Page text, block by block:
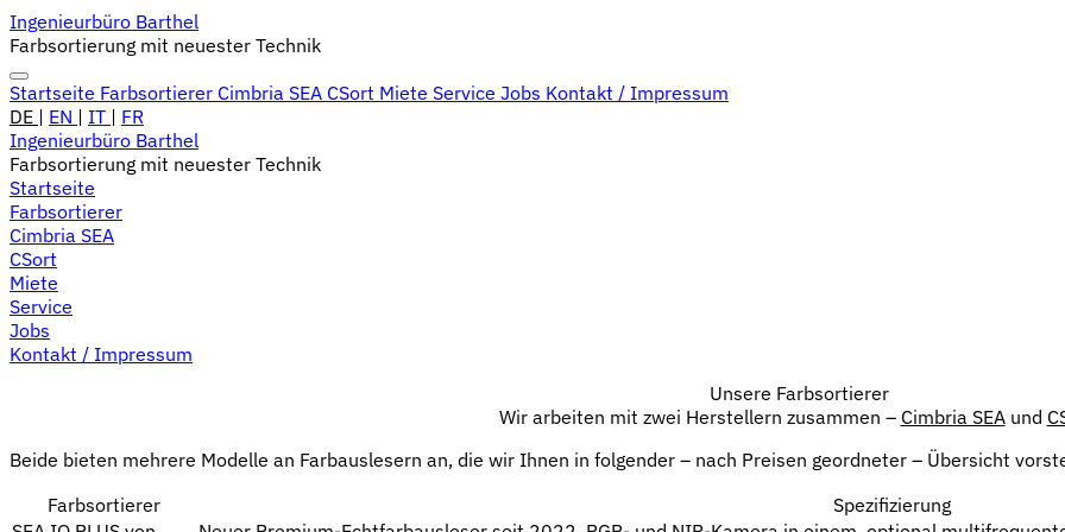
Ingenieurbüro Barthel
Farbsortierung mit neuester Technik
Startseite Farbsortierer Cimbria SEA CSort Miete Service Jobs Kontakt / Impressum
DE | EN | IT | FR
Ingenieurbüro Barthel
Farbsortierung mit neuester Technik
Startseite
Farbsortierer
Cimbria SEA
CSort
Miete
Service
Jobs
Kontakt / Impressum
Unsere Farbsortierer
Wir arbeiten mit zwei Herstellern zusammen – Cimbria SEAund
Beide bieten mehrere Modelle an Farbauslesern an, die wir Ihnen in folgender – nach Preisen geordneter – Übersicht
Farbsortierer
Spezifizierung